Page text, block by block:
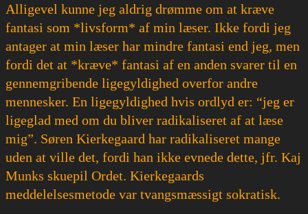
Alligevel kunne jeg aldrig drømme om at kræve
fantasi som *livsform* af min læser. Ikke fordi jeg
antager at min læser har mindre fantasi end jeg, men
fordi det at *kræve* fantasi af en anden svarer til en
gennemgribende ligegyldighed overfor andre
mennesker. En ligegyldighed hvis ordlyd er: “jeg er
ligeglad med om du bliver radikaliseret af at læse
mig”. Søren Kierkegaard har radikaliseret mange
uden at ville det, fordi han ikke evnede dette, jfr. Kaj
Munks skuepil Ordet. Kierkegaards
meddelelsesmetode var tvangsmæssigt sokratisk.